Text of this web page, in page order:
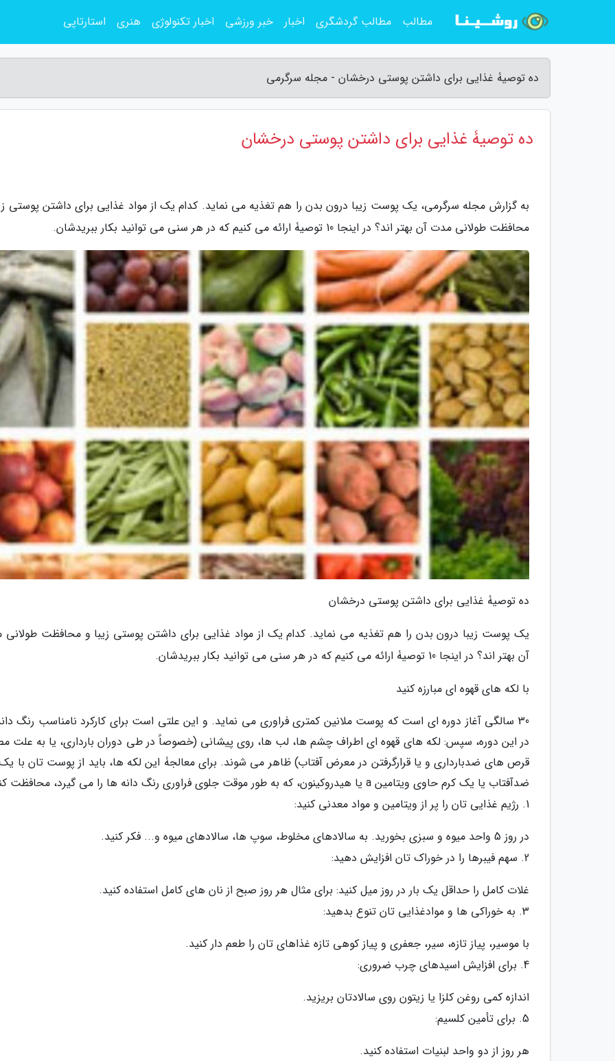
ده توصیۀ غذایی برای داشتن پوستی درخشان - مجله سرگرمی
ده توصیۀ غذایی برای داشتن پوستی درخشان
به گزارش مجله سرگرمی، یک پوست زیبا درون بدن را هم تغذیه می نماید. کدام یک از مواد غذایی برای داشتن پوستی
محافظت طولانی مدت آن بهتر اند؟ در اینجا 10 توصیۀ ارائه می کنیم که در هر سنی می توانید بکار ببریدشان.
ده توصیۀ غذایی برای داشتن پوستی درخشان
یک پوست زیبا درون بدن را هم تغذیه می نماید. کدام یک از مواد غذایی برای داشتن پوستی زیبا و محافظت
آن بهتر اند؟ در اینجا 10 توصیۀ ارائه می کنیم که در هر سنی می توانید بکار ببریدشان.
با لکه های قهوه ای مبارزه کنید
30 سالگی آغاز دوره ای است که پوست ملانین کمتری فراوری می نماید. و این علتی است برای کارکرد نامناسب رنگ
در این دوره، سپس: لکه های قهوه ای اطراف چشم ها، لب ها، روی پیشانی (خصوصاً در طی دوران بارداری، یا به علت
قرص های ضدبارداری و یا قرارگرفتن در معرض آفتاب) ظاهر می شوند. برای معالجۀ این لکه ها، باید از پوست تان با
ضدآفتاب یا یک کرم حاوی ویتامین a یا هیدروکینون، که به طور موقت جلوی فراوری رنگ دانه ها را می گیرد، محافظت کنید.
1. رژیم غذایی تان را پر از ویتامین و مواد معدنی کنید:
در روز 5 واحد میوه و سبزی بخورید. به سالادهای مخلوط، سوپ ها، سالادهای میوه و... فکر کنید.
2. سهم فیبرها را در خوراک تان افزایش دهید:
غلات کامل را حداقل یک بار در روز میل کنید: برای مثال هر روز صبح از نان های کامل استفاده کنید.
3. به خوراکی ها و موادغذایی تان تنوع بدهید:
با موسیر، پیاز تازه، سیر، جعفری و پیاز کوهی تازه غذاهای تان را طعم دار کنید.
4. برای افزایش اسیدهای چرب ضروری:
اندازه کمی روغن کلزا یا زیتون روی سالادتان بریزید.
5. برای تأمین کلسیم:
هر روز از دو واحد لبنیات استفاده کنید.
مطالب مطالب گردشگری اخبار خبر ورزشی اخبار تکنولوژی هنری استارتاپی